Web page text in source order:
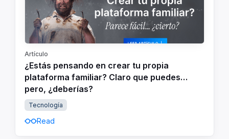
Artículo
¿Estás pensando en crear tu propia
plataforma familiar? Claro que puedes…
pero, ¿deberías?
Tecnología
Read